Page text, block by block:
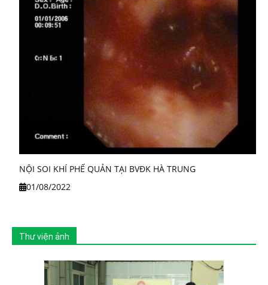
NỘI SOI KHÍ PHẾ QUẢN TẠI BVĐK HÀ TRUNG
01/08/2022
Thư viện ảnh